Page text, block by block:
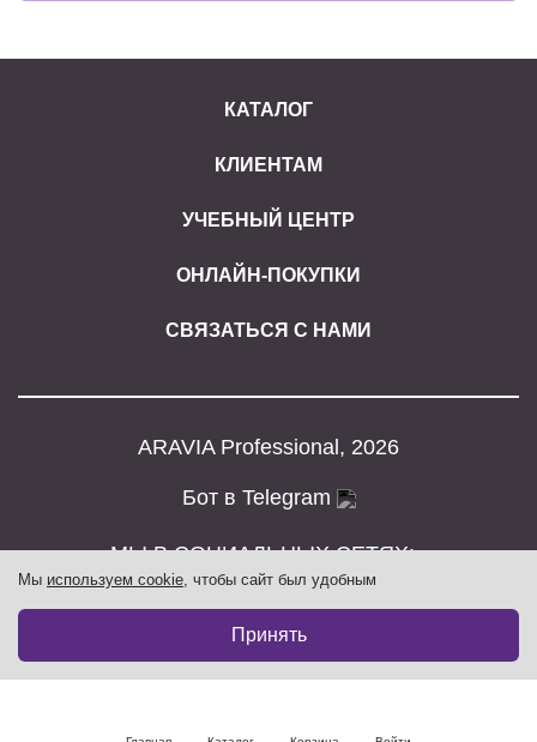
КАТАЛОГ
КЛИЕНТАМ
УЧЕБНЫЙ ЦЕНТР
ОНЛАЙН-ПОКУПКИ
СВЯЗАТЬСЯ С НАМИ
ARAVIA Professional, 2026
Бот в Telegram
МЫ В СОЦИАЛЬНЫХ СЕТЯХ:
Мы используем cookie, чтобы сайт был удобным
Принять